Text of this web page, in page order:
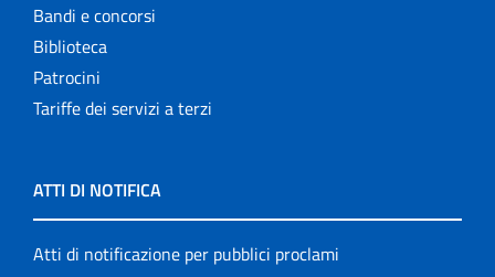
Bandi e concorsi
Biblioteca
Patrocini
Tariffe dei servizi a terzi
ATTI DI NOTIFICA
Atti di notificazione per pubblici proclami